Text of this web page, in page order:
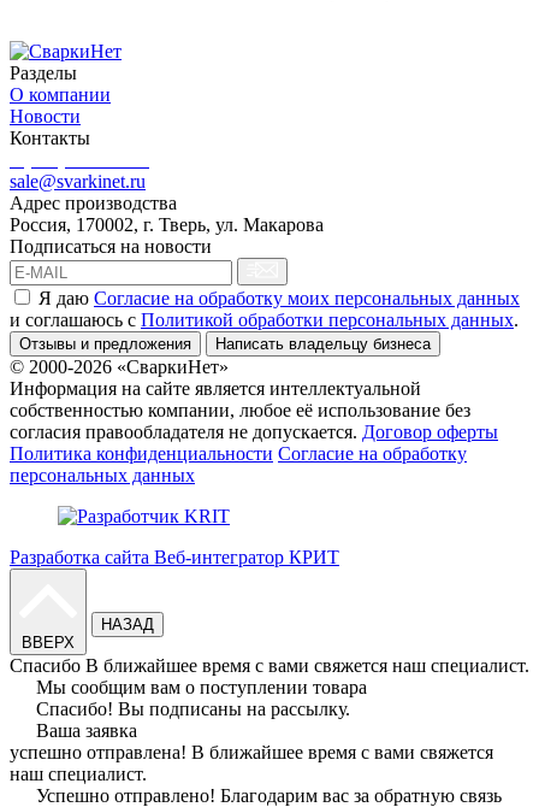
Разделы
О компании
Новости
Контакты
sale@svarkinet.ru
Адрес производства
Россия, 170002, г. Тверь, ул. Макарова
Подписаться на новости
Я даю Согласие на обработку моих персональных данных
и соглашаюсь c Политикой обработки персональных данных.
Отзывы и предложения Написать владельцу бизнеса
© 2000-2026 «СваркиНет»
Информация на сайте является интеллектуальной
собственностью компании, любое её использование без
согласия правообладателя не допускается. Договор оферты
Политика конфиденциальности Согласие на обработку
персональных данных
Разработка сайта Веб-интегратор КРИТ
ВВЕРХ
НАЗАД
Спасибо В ближайшее время с вами свяжется наш специалист.
Мы сообщим вам о поступлении товара
Спасибо! Вы подписаны на рассылку.
Ваша заявка
успешно отправлена! В ближайшее время с вами свяжется
наш специалист.
Успешно отправлено! Благодарим вас за обратную связь